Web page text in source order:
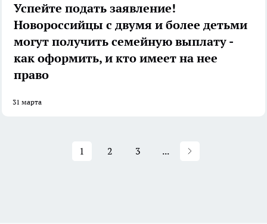
Успейте подать заявление!
Новороссийцы с двумя и более детьми
могут получить семейную выплату -
как оформить, и кто имеет на нее
право
31 марта
1 2 3 ...